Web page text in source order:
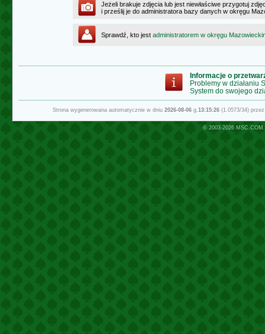
Jeżeli brakuje zdjęcia lub jest niewłaściwe przygotuj
i prześlij je do administratora bazy danych w okręgu
Sprawdź, kto jest administratorem w okręgu
Informacje o
Problemy w działaniu
System do swojego
Strona wygenerowana automatycznie w dniu 2026-08-06g.13:15:26(1.0573/34)
© 2003-2026